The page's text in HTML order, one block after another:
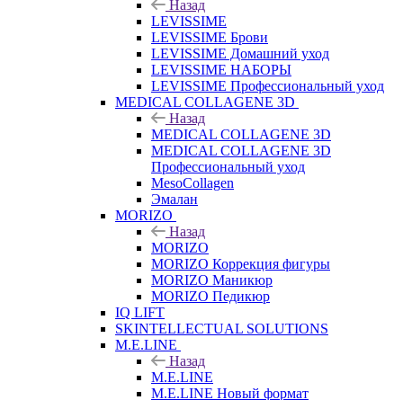
Назад
LEVISSIME
LEVISSIME Брови
LEVISSIME Домашний уход
LEVISSIME НАБОРЫ
LEVISSIME Профессиональный уход
MEDICAL COLLAGENE 3D
Назад
MEDICAL COLLAGENE 3D
MEDICAL COLLAGENE 3D
Профессиональный уход
MesoCollagen
Эмалан
MORIZO
Назад
MORIZO
MORIZO Коррекция фигуры
MORIZO Маникюр
MORIZO Педикюр
IQ LIFT
SKINTELLECTUAL SOLUTIONS
M.E.LINE
Назад
M.E.LINE
M.E.LINE Новый формат